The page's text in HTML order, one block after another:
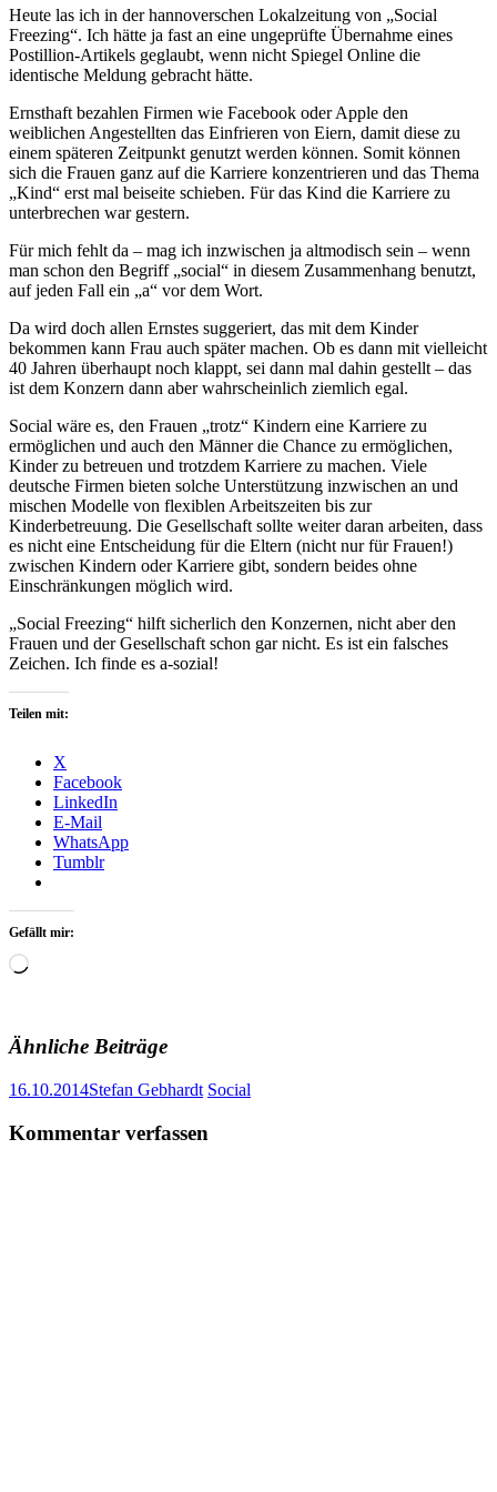
Heute las ich in der hannoverschen Lokalzeitung von „Social
Freezing“. Ich hätte ja fast an eine ungeprüfte Übernahme eines
Postillion-Artikels geglaubt, wenn nicht Spiegel Online die
identische Meldung gebracht hätte.
Ernsthaft bezahlen Firmen wie Facebook oder Apple den
weiblichen Angestellten das Einfrieren von Eiern, damit diese zu
einem späteren Zeitpunkt genutzt werden können. Somit können
sich die Frauen ganz auf die Karriere konzentrieren und das Thema
„Kind“ erst mal beiseite schieben. Für das Kind die Karriere zu
unterbrechen war gestern.
Für mich fehlt da – mag ich inzwischen ja altmodisch sein – wenn
man schon den Begriff „social“ in diesem Zusammenhang benutzt,
auf jeden Fall ein „a“ vor dem Wort.
Da wird doch allen Ernstes suggeriert, das mit dem Kinder
bekommen kann Frau auch später machen. Ob es dann mit vielleicht
40 Jahren überhaupt noch klappt, sei dann mal dahin gestellt – das
ist dem Konzern dann aber wahrscheinlich ziemlich egal.
Social wäre es, den Frauen „trotz“ Kindern eine Karriere zu
ermöglichen und auch den Männer die Chance zu ermöglichen,
Kinder zu betreuen und trotzdem Karriere zu machen. Viele
deutsche Firmen bieten solche Unterstützung inzwischen an und
mischen Modelle von flexiblen Arbeitszeiten bis zur
Kinderbetreuung. Die Gesellschaft sollte weiter daran arbeiten, dass
es nicht eine Entscheidung für die Eltern (nicht nur für Frauen!)
zwischen Kindern oder Karriere gibt, sondern beides ohne
Einschränkungen möglich wird.
„Social Freezing“ hilft sicherlich den Konzernen, nicht aber den
Frauen und der Gesellschaft schon gar nicht. Es ist ein falsches
Zeichen. Ich finde es a-sozial!
Teilen mit:
X
Facebook
LinkedIn
E-Mail
WhatsApp
Tumblr
Gefällt mir:
Wird
Ähnliche Beiträge
16.10.2014Stefan Gebhardt Social
Navigation
Kommentar verfassen